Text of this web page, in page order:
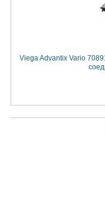
Viega Advantix Vario